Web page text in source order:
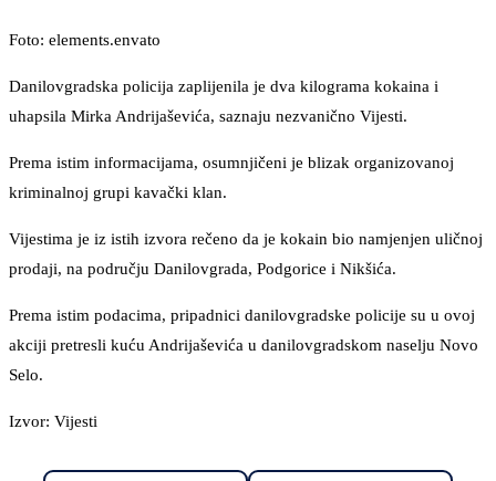
Foto: elements.envato
Danilovgradska policija zaplijenila je dva kilograma kokaina i
uhapsila Mirka Andrijaševića, saznaju nezvanično Vijesti.
Prema istim informacijama, osumnjičeni je blizak organizovanoj
kriminalnoj grupi kavački klan.
Vijestima je iz istih izvora rečeno da je kokain bio namjenjen uličnoj
prodaji, na području Danilovgrada, Podgorice i Nikšića.
Prema istim podacima, pripadnici danilovgradske policije su u ovoj
akciji pretresli kuću Andrijaševića u danilovgradskom naselju Novo
Selo.
Izvor: Vijesti